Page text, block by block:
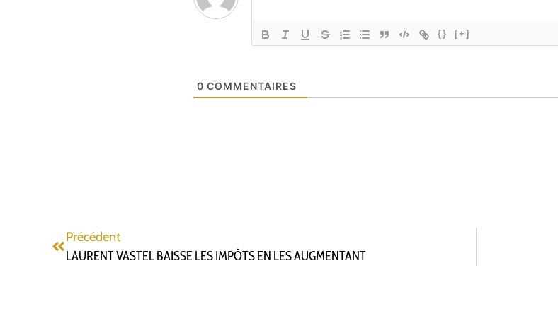
{} [+]
0 COMMENTAIRES
Précédent
LAURENT VASTEL BAISSE LES IMPÔTS EN LES AUGMENTANT